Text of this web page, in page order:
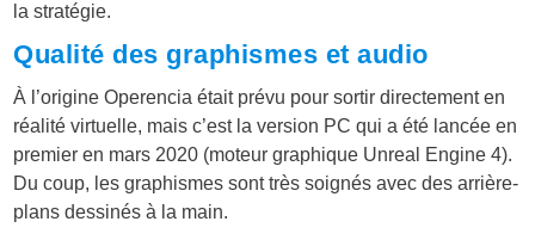
la stratégie.
Qualité des graphismes et audio
À l’origine Operencia était prévu pour sortir directement en
réalité virtuelle, mais c’est la version PC qui a été lancée en
premier en mars 2020 (moteur graphique Unreal Engine 4).
Du coup, les graphismes sont très soignés avec des arrière-
plans dessinés à la main.